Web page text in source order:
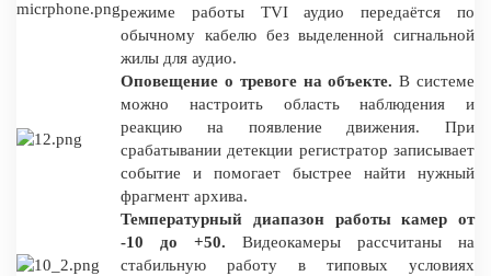
режиме работы TVI аудио передаётся по
обычному кабелю без выделенной сигнальной
жилы для аудио.
Оповещение о тревоге на объекте. В системе
можно настроить область наблюдения и
реакцию на появление движения. При
срабатывании детекции регистратор записывает
событие и помогает быстрее найти нужный
фрагмент архива.
Температурный диапазон работы камер от
-10 до +50. Видеокамеры рассчитаны на
стабильную работу в типовых условиях